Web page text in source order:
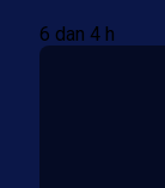
6 dan 4 h